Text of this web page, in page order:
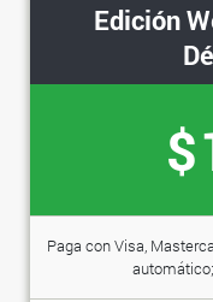
Edición
Paga con Visa,